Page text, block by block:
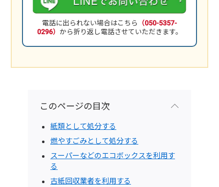
電話に出られない場合はこちら （050-5357-
0296） から折り返し電話させていただきます。
このページの目次
紙類として処分する
燃やすごみとして処分する
スーパーなどのエコボックスを利用す
る
古紙回収業者を利用する